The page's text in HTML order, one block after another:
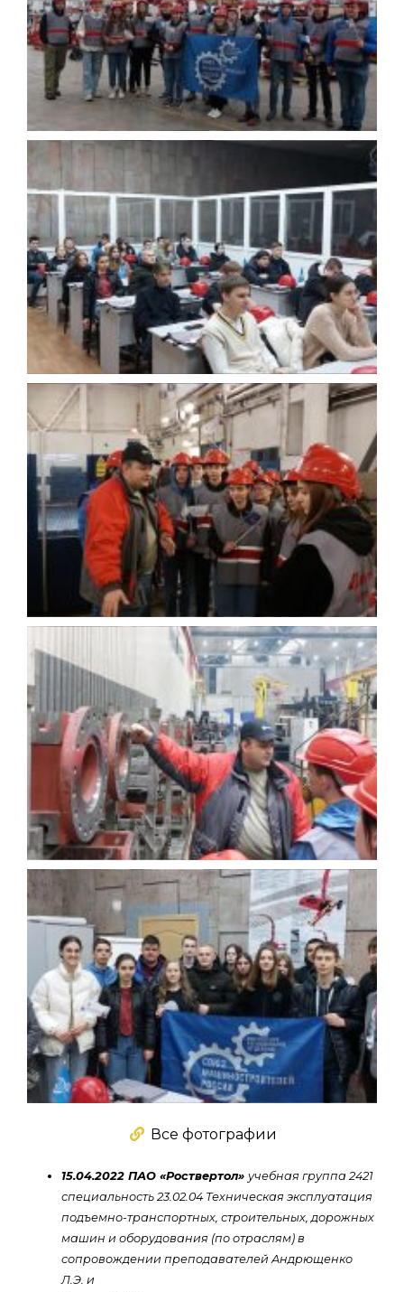
Все фотографии
15.04.2022 ПАО «Роствертол» учебная группа 2421
специальность 23.02.04 Техническая эксплуатация
подъемно-транспортных, строительных, дорожных
машин и оборудования (по отраслям) в
сопровождении преподавателей Андрющенко
Л.Э. и